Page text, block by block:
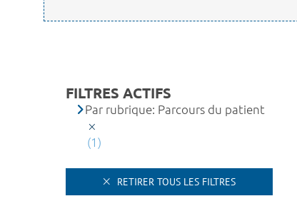
FILTRES ACTIFS
Par rubrique: Parcours du patient
(1)
RETIRER TOUS LES FILTRES